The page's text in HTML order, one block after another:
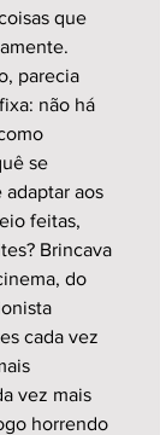
que
parecia
não há
se
adaptar aos
feitas,
Brincava
do
cada vez
vez mais
horrendo